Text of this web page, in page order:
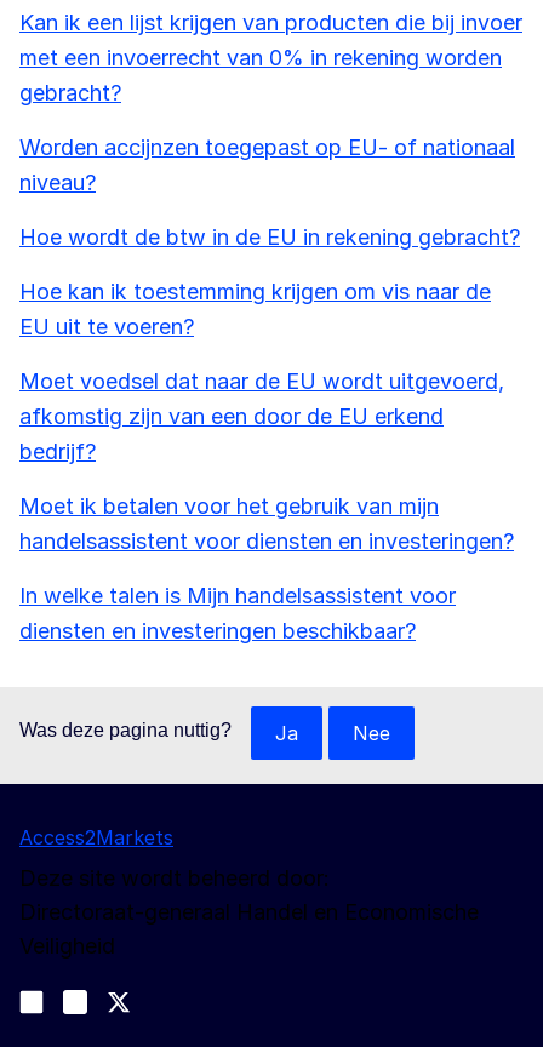
Kan ik een lijst krijgen van producten die bij invoer
met een invoerrecht van 0% in rekening worden
gebracht?
Worden accijnzen toegepast op EU- of nationaal
niveau?
Hoe wordt de btw in de EU in rekening gebracht?
Hoe kan ik toestemming krijgen om vis naar de
EU uit te voeren?
Moet voedsel dat naar de EU wordt uitgevoerd,
afkomstig zijn van een door de EU erkend
bedrijf?
Moet ik betalen voor het gebruik van mijn
handelsassistent voor diensten en investeringen?
In welke talen is Mijn handelsassistent voor
diensten en investeringen beschikbaar?
Was deze pagina nuttig? Ja Nee
Access2Markets
Deze site wordt beheerd door:
Directoraat-generaal Handel en Economische
Veiligheid
Join us on LinkedIn
Trade-Off podcast